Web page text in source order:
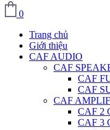
0
Trang chủ
Giới thiệu
CAF AUDIO
CAF
CAF
CAF
CAF
CAF 2
CAF 3